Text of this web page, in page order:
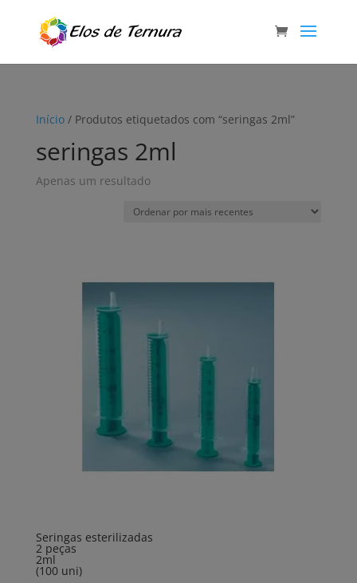
Início/ Produtos etiquetados com “seringas 2ml”
seringas 2ml
Apenas um resultado
Seringas esterilizadas
2 peças
2ml
(100 uni)